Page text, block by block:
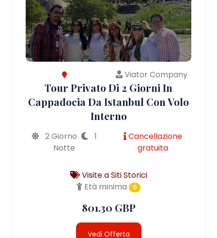
Viator Company
Tour Privato Di 2 Giorni In
Cappadocia Da Istanbul Con Volo
Interno
2 Giorno
1
Notte
Cancellazione
gratuita
Visite a Siti Storici
Età minima
0
801.30 GBP
Vedi Offerta